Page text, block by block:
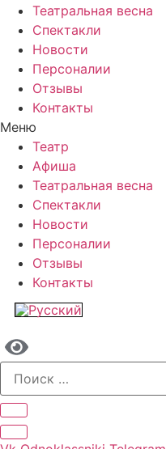
Театральная весна
Спектакли
Новости
Персоналии
Отзывы
Контакты
Меню
Театр
Афиша
Театральная весна
Спектакли
Новости
Персоналии
Отзывы
Контакты